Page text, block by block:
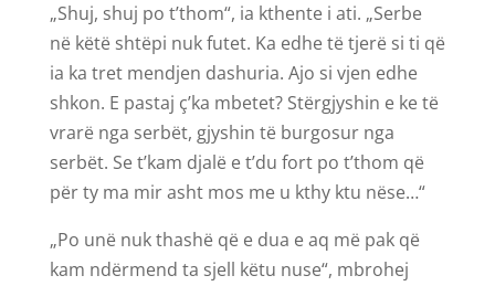
„Shuj, shuj po t’thom“, ia kthente i ati. „Serbe
në këtë shtëpi nuk futet. Ka edhe të tjerë si ti që
ia ka tret mendjen dashuria. Ajo si vjen edhe
shkon. E pastaj ç’ka mbetet? Stërgjyshin e ke të
vrarë nga serbët, gjyshin të burgosur nga
serbët. Se t’kam djalë e t’du fort po t’thom që
për ty ma mir asht mos me u kthy ktu nëse…“
„Po unë nuk thashë që e dua e aq më pak që
kam ndërmend ta sjell këtu nuse“, mbrohej